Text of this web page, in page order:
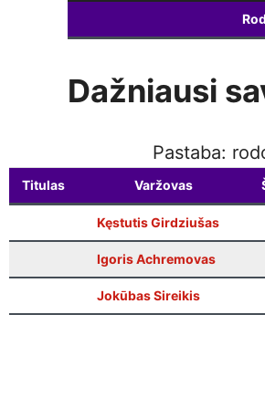
Dažniausi
Pastaba:
Titulas Varžovas
Kęstutis Girdziušas
Igoris Achremovas
Jokūbas Sireikis